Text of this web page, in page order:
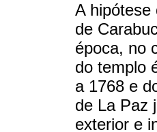
A hipótese
de
época, no
do templo
a 1768 e
de La Paz
exterior e